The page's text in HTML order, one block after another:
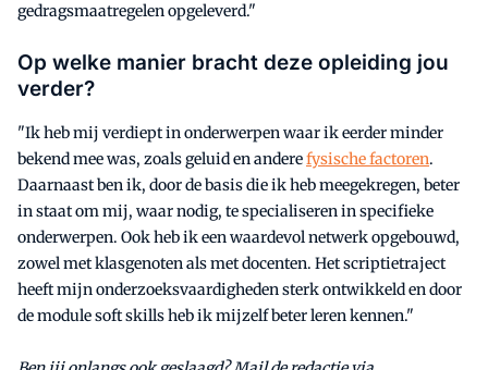
gedragsmaatregelen opgeleverd."
Op welke manier bracht deze opleiding jou
verder?
"Ik heb mij verdiept in onderwerpen waar ik eerder minder
bekend mee was, zoals geluid en anderefysische factoren.
Daarnaast ben ik, door de basis die ik heb meegekregen, beter
in staat om mij, waar nodig, te specialiseren in specifieke
onderwerpen. Ook heb ik een waardevol netwerk opgebouwd,
zowel met klasgenoten als met docenten. Het scriptietraject
heeft mijn onderzoeksvaardigheden sterk ontwikkeld en door
de module soft skills heb ik mijzelf beter leren kennen."